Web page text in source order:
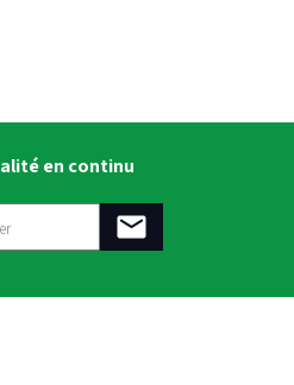
en continu